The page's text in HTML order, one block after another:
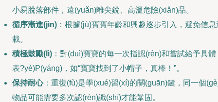
小易脫落部件，遠(yuǎn)離尖銳、高溫危險(xiǎn)品。
循序漸進(jìn) ：根據(jù)寶寶年齡和興趣逐步引入，避免信息
載。
積極鼓勵(lì) ：對(duì)寶寶的每一次指認(rèn)和嘗試給予具體
表?yè)P(yáng)，如“寶寶找到了小帽子，真棒！”。
保持耐心：重復(fù)是學(xué)習(xí)的關(guān)鍵，同一個
物品可能需要多次認(rèn)識(shí)才能鞏固。